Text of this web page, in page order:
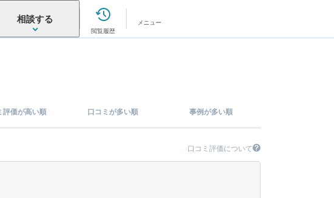
相談する
閲覧履歴
メニュー
評価が高い順 口コミが多い順 事例が多い順
口コミ評価について